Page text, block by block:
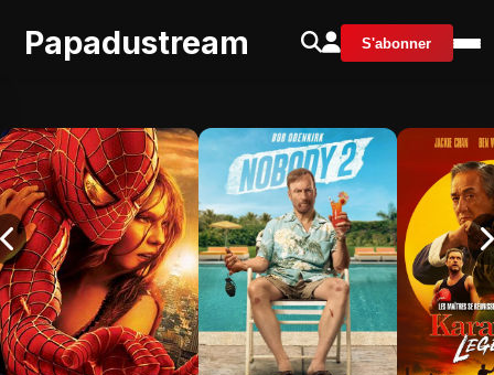
Papadustream S'abonner